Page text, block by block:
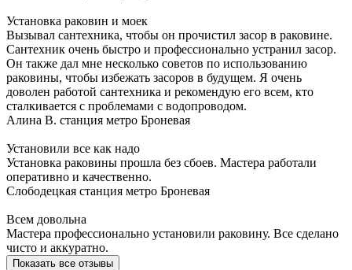
Установка раковин и моек
Вызывал сантехника, чтобы он прочистил засор в раковине.
Сантехник очень быстро и профессионально устранил засор.
Он также дал мне несколько советов по использованию
раковины, чтобы избежать засоров в будущем. Я очень
доволен работой сантехника и рекомендую его всем, кто
сталкивается с проблемами с водопроводом.
Алина В. станция метро Броневая
Установили все как надо
Установка раковины прошла без сбоев. Мастера работали
оперативно и качественно.
Слободецкая станция метро Броневая
Всем довольна
Мастера профессионально установили раковину. Все сделано
чисто и аккуратно.
Показать все отзывы